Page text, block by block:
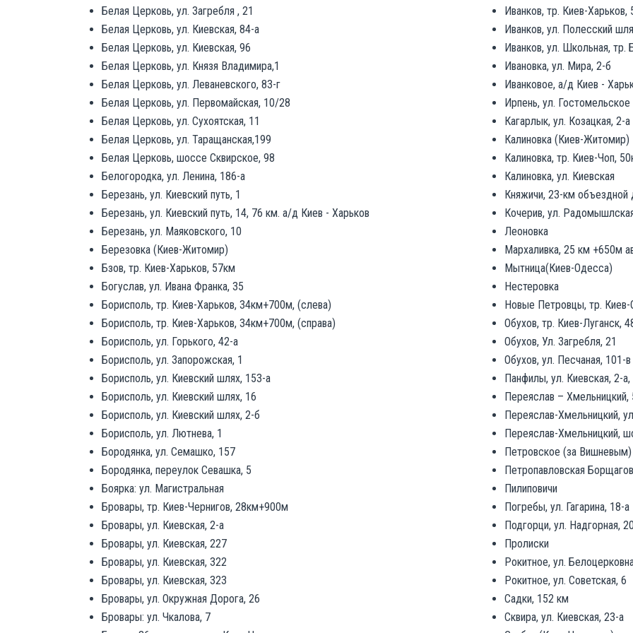
Белая Церковь, ул. Загребля , 21
Белая Церковь, ул. Киевская, 84-а
Белая Церковь, ул. Киевская, 96
Белая Церковь, ул. Князя Владимира,1
Белая Церковь, ул. Леваневского, 83-г
Белая Церковь, ул. Первомайская, 10/28
Белая Церковь, ул. Сухоятская, 11
Белая Церковь, ул. Таращанская,199
Белая Церковь, шоссе Сквирское, 98
Белогородка, ул. Ленина, 186-а
Березань, ул. Киевский путь, 1
Березань, ул. Киевский путь, 14, 76 км. а/д Киев - Харьков
Березань, ул. Маяковского, 10
Березовка (Киев-Житомир)
Бзов, тр. Киев-Харьков, 57км
Богуслав, ул. Ивана Франка, 35
Борисполь, тр. Киев-Харьков, 34км+700м, (слева)
Борисполь, тр. Киев-Харьков, 34км+700м, (справа)
Борисполь, ул. Горького, 42-а
Борисполь, ул. Запорожская, 1
Борисполь, ул. Киевский шлях, 153-а
Борисполь, ул. Киевский шлях, 16
Борисполь, ул. Киевский шлях, 2-б
Борисполь, ул. Лютнева, 1
Бородянка, ул. Семашко, 157
Бородянка, переулок Севашка, 5
Боярка: ул. Магистральная
Бровары, тр. Киев-Чернигов, 28км+900м
Бровары, ул. Киевская, 2-а
Бровары, ул. Киевская, 227
Бровары, ул. Киевская, 322
Бровары, ул. Киевская, 323
Бровары, ул. Окружная Дорога, 26
Бровары: ул. Чкалова, 7
Иванков, тр. Киев-Харьков,
Иванков, ул. Полесский
Иванков, ул. Школьная,
Ивановка, ул. Мира, 2-б
Иванковое, а/д Киев -
Ирпень, ул.
Кагарлык, ул. Козацкая, 2-а
Калиновка (Киев-Житомир)
Калиновка, тр. Киев-Чоп,
Калиновка, ул. Киевская
Княжичи, 23-км объездной
Кочерив, ул.
Леоновка
Мархаливка, 25 км +650м
Мытница(Киев-Одесса)
Нестеровка
Новые Петровцы, тр. Киев-
Обухов, тр. Киев-Луганск,
Обухов, Ул. Загребля, 21
Обухов, ул. Песчаная, 101-в
Панфилы, ул. Киевская, 2-
Переяслав –
Переяслав-Хмельницкий,
Переяслав-Хмельницкий,
Петровское (за Вишневым)
Петропавловская
Пилиповичи
Погребы, ул. Гагарина, 18-а
Подгорци, ул. Надгорная,
Пролиски
Рокитное, ул.
Рокитное, ул. Советская, 6
Садки, 152 км
Сквира, ул. Киевская, 23-а